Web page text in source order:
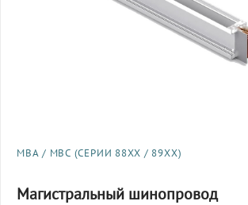
МВА / МВС (СЕРИИ 88XX / 89XX)
Магистральный шинопровод